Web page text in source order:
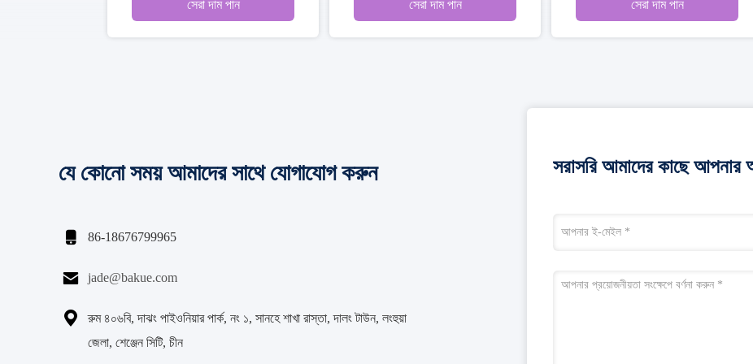
সেরা দাম পান সেরা দাম পান সেরা দাম পান
যে কোনো সময় আমাদের সাথে যোগাযোগ করুন
 86-18676799965
 jade@bakue.com

রুম ৪০৬বি, দাঝং পাইওনিয়ার পার্ক, নং ১, সানহে শাখা রাস্তা, দালং টাউন, লংহুয়া
জেলা, শেঞ্জেন সিটি, চীন
সরাসরি আমাদের কাছে আপনার